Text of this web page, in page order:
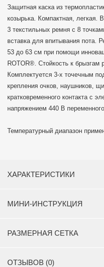
Защитная каска из
козырька. Компактная, легкая.
3 текстильных ремня с 8
вставка для впитывания пота.
53 до 63 см при помощи
ROTOR®. Стойкость к брызгам
Комплектуется 3-х точечным
крепления очков, наушников,
кратковременного контакта с
напряжением 440 В
Температурный диапазон
ХАРАКТЕРИСТИКИ
МИНИ-ИНСТРУКЦИЯ
РАЗМЕРНАЯ СЕТКА
ОТЗЫВОВ (0)